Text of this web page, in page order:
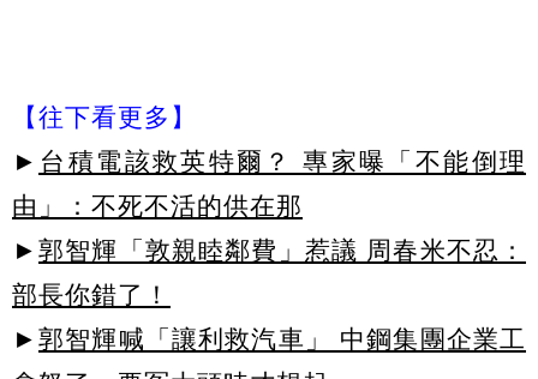
【往下看更多】
► 台積電該救英特爾？ 專家曝「不能倒理
由」：不死不活的供在那
► 郭智輝「敦親睦鄰費」惹議 周春米不忍：
部長你錯了！
► 郭智輝喊「讓利救汽車」 中鋼集團企業工